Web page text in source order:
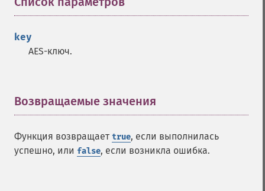
key
AES-ключ.
Возвращаемые значения
Функция возвращает true, если выполнилась
успешно, или false, если возникла ошибка.